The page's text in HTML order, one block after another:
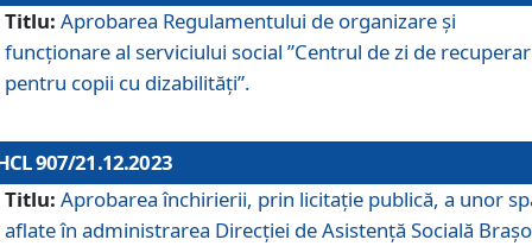
Titlu: Aprobarea Regulamentului de organizare şi
funcţionare al serviciului social ”Centrul de zi de
pentru copii cu dizabilități”.
907/21.12.2023
Titlu: Aprobarea închirierii, prin licitație publică, a unor
aflate în administrarea Direcției de Asistență Socială